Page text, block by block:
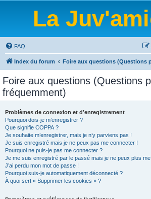
La
FAQ
Index du forum Foire aux questions (Questions
Foire aux questions (Questions
fréquemment)
Problèmes de connexion et d’enregistrement
Pourquoi dois-je m’enregistrer ?
Que signifie COPPA ?
Je souhaite m’enregistrer, mais je n’y parviens pas !
Je suis enregistré mais je ne peux pas me connecter !
Pourquoi ne puis-je pas me connecter ?
Je me suis enregistré par le passé mais je ne peux plus
J’ai perdu mon mot de passe !
Pourquoi suis-je automatiquement déconnecté ?
À quoi sert « Supprimer les cookies » ?